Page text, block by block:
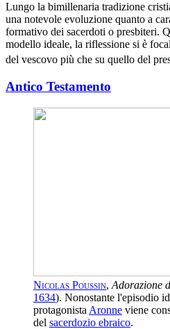
Lungo la bimillenaria tradizione
una notevole evoluzione quanto a
formativo dei sacerdoti o presbiteri.
modello ideale, la riflessione si è
del vescovo più che su quello del
Antico Testamento
Nicolas Poussin, Adorazione
1634). Nonostante l'episodio
protagonista Aronne viene
del sacerdozio ebraico.